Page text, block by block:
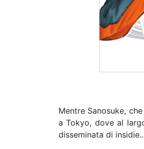
Mentre Sanosuke,
a Tokyo, dove al
disseminata di